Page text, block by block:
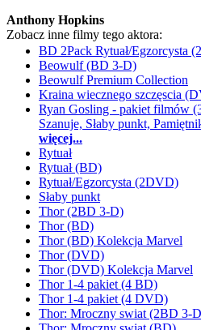
Anthony Hopkins
Zobacz inne filmy tego aktora:
BD 2Pack Rytuał/Egzorcysta
Beowulf (BD 3-D)
Beowulf Premium Collection
Kraina wiecznego szczęscia
Ryan Gosling - pakiet filmów
Szanuje, Słaby punkt,
więcej...
Rytuał
Rytuał (BD)
Rytuał/Egzorcysta (2DVD)
Słaby punkt
Thor (2BD 3-D)
Thor (BD)
Thor (BD) Kolekcja Marvel
Thor (DVD)
Thor (DVD) Kolekcja Marvel
Thor 1-4 pakiet (4 BD)
Thor 1-4 pakiet (4 DVD)
Thor: Mroczny swiat (2BD 3-